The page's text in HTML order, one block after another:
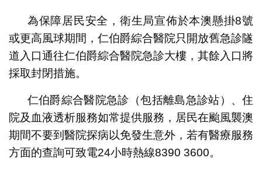
為保障居民安全，衛生局宣佈於本澳懸掛8號
或更高風球期間，仁伯爵綜合醫院只開放舊急診隧
道入口通往仁伯爵綜合醫院急診大樓，其餘入口將
採取封閉措施。
仁伯爵綜合醫院急診（包括離島急診站）、住
院及血液透析服務如常提供服務，居民在颱風襲澳
期間不要到醫院探病以免發生意外，若有醫療服務
方面的查詢可致電24小時熱線8390 3600。